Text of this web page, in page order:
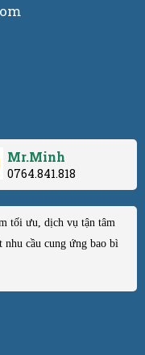
Mr.Minh
0764.841.818
tối ưu, dịch vụ tận tâm
nhu cầu cung ứng bao bì